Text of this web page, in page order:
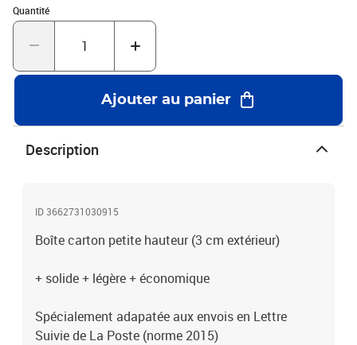
28 mm- Carton ondulé stabilisé couleur BLANC laqué.- Excellente
finition, très bonne rigidité.- 2 fermetures latérales avec rabat
intérieur.- Idéal pour expédier livres, photos, CD, etc...- Permet
recyclableLe meilleur rapport qualité/prix en terme de protection
Quantité
Quantité : 1
Ajouter au panier
Description
ID 3662731030915
Boîte carton petite hauteur (3 cm extérieur)
+ solide + légère + économique
Spécialement adapatée aux envois en Lettre
Suivie de La Poste (norme 2015)